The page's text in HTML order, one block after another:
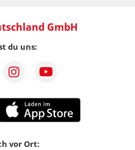
GmbH
du uns:
vor Ort: